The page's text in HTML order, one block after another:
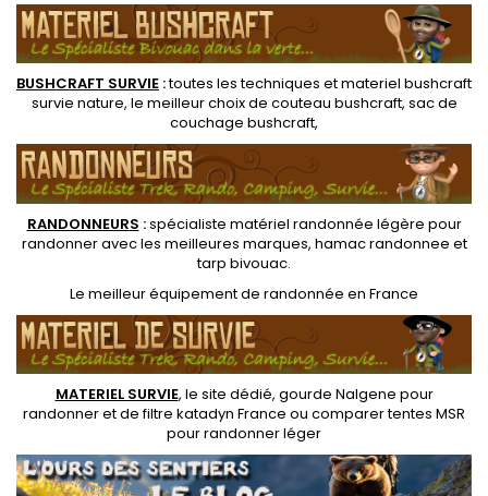
BUSHCRAFT SURVIE :toutes les techniques etmateriel bushcraft
survie nature, le meilleur choix de couteau bushcraft, sac de
couchage bushcraft,
RANDONNEURS :spécialiste matériel randonnée légère pour
randonner avec les meilleures marques, hamac randonnee et
tarp bivouac.
Le meilleur équipement de randonnée en France
MATERIEL SURVIE, le site dédié, gourde Nalgene pour
randonneret defiltre katadyn France ou comparer tentes MSR
pour randonner léger